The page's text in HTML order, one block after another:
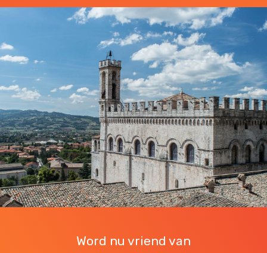
Word nu vriend van